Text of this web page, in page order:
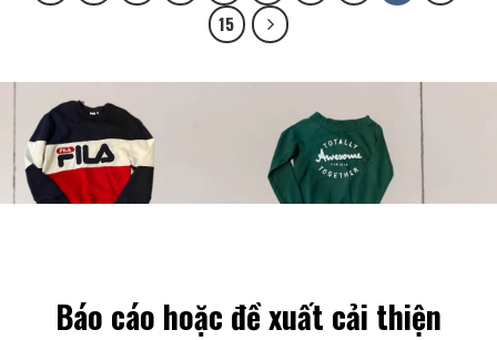
15
Báo cáo hoặc đề xuất cải thiện